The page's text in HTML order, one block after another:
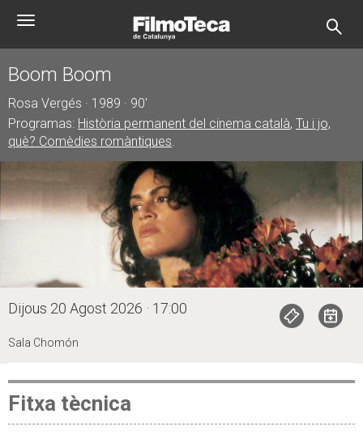
Toggle
Boom Boom
Rosa Vergés · 1989 · 90'
Programas: Història permanent del cinema català, Tu i jo,
què? Comèdies romàntiques.
Dijous 20 Agost 2026 · 17:00
Sala Chomón
Fitxa tècnica